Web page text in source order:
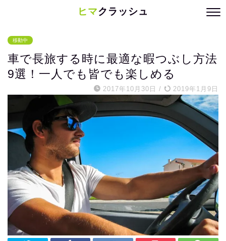
ヒマクラッシュ
移動中
車で長旅する時に最適な暇つぶし方法
9選！一人でも皆でも楽しめる
2017年10月30日 / 2019年1月9日